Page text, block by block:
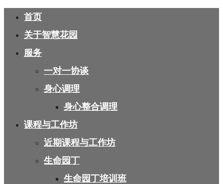
首页
关于智慧花园
服务
一对一协谈
身心调理
身心整合调理
课程与工作坊
近期课程与工作坊
生命园丁
生命园丁培训班